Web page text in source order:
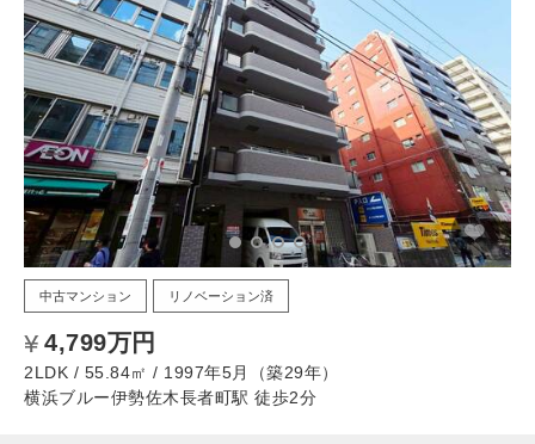
中古マンション リノベーション済
4,799万円
2LDK / 55.84㎡ / 1997年5月（築29年）
横浜ブルー伊勢佐木長者町駅 徒歩2分